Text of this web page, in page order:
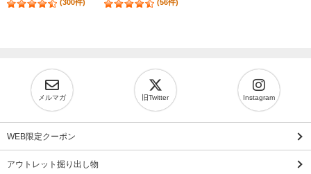
(300件) (56件)
メルマガ 旧Twitter Instagram
WEB限定クーポン
アウトレット掘り出し物